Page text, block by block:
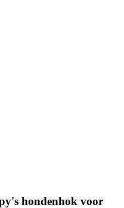
hondenhok voor